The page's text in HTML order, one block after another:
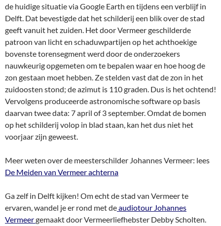
de huidige situatie via Google Earth en tijdens een verblijf in
Delft. Dat bevestigde dat het schilderij een blik over de stad
geeft vanuit het zuiden. Het door Vermeer geschilderde
patroon van licht en schaduwpartijen op het achthoekige
bovenste torensegment werd door de onderzoekers
nauwkeurig opgemeten om te bepalen waar en hoe hoog de
zon gestaan moet hebben. Ze stelden vast dat de zon in het
zuidoosten stond; de azimut is 110 graden. Dus is het ochtend!
Vervolgens produceerde astronomische software op basis
daarvan twee data: 7 april of 3 september. Omdat de bomen
op het schilderij volop in blad staan, kan het dus niet het
voorjaar zijn geweest.
Meer weten over de meesterschilder Johannes Vermeer: lees
De Meiden van Vermeer achterna
Ga zelf in Delft kijken! Om echt de stad van Vermeer te
ervaren, wandel je er rond met deaudiotour Johannes
Vermeergemaakt door Vermeerliefhebster Debby Scholten.